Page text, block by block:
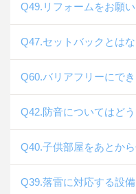
Q49.リフォームをお願
Q47.セットバックとは
Q60.バリアフリーにで
Q42.防音についてはど
Q40.子供部屋をあとか
Q39.落雷に対応する設